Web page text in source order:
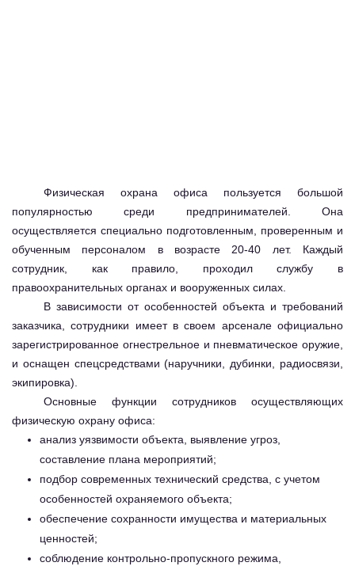
Физическая охрана офиса пользуется большой
популярностью среди предпринимателей. Она
осуществляется специально подготовленным, проверенным и
обученным персоналом в возрасте 20-40 лет. Каждый
сотрудник, как правило, проходил службу в
правоохранительных органах и вооруженных силах.
В зависимости от особенностей объекта и требований
заказчика, сотрудники имеет в своем арсенале официально
зарегистрированное огнестрельное и пневматическое оружие,
и оснащен спецсредствами (наручники, дубинки, радиосвязи,
экипировка).
Основные функции сотрудников осуществляющих
физическую охрану офиса:
анализ уязвимости объекта, выявление угроз,
составление плана мероприятий;
подбор современных технический средства, с учетом
особенностей охраняемого объекта;
обеспечение сохранности имущества и материальных
ценностей;
соблюдение контрольно-пропускного режима,